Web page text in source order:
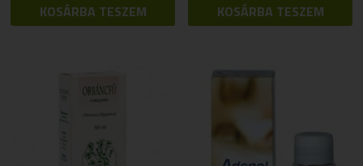
KOSÁRBA TESZEM KOSÁRBA TESZEM